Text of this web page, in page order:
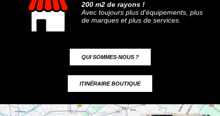
200 m2 de rayons !
Avec toujours plus d'équipements, plus
de marques et plus de services.
QUI SOMMES-NOUS ?
ITINÉRAIRE BOUTIQUE